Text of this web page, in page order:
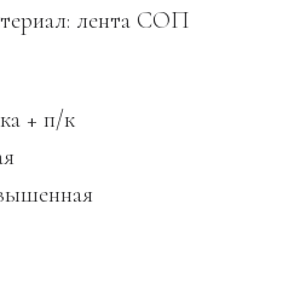
лента СОП
+ п/к